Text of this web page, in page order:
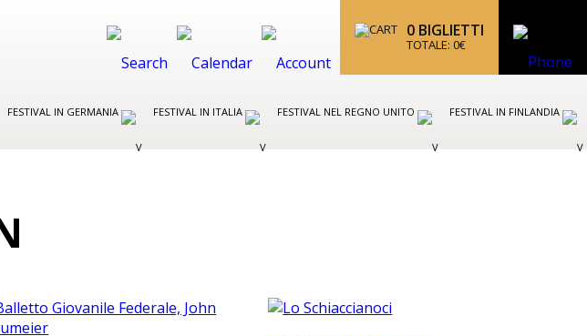
0 BIGLIETTI
TOTALE: 0€
FESTIVAL IN GERMANIA FESTIVAL IN ITALIA FESTIVAL NEL REGNO UNITO FESTIVAL IN FINLANDIA